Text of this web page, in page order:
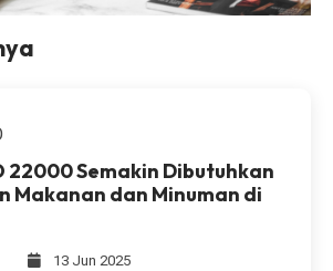
22000 Semakin Dibutuhkan
Makanan dan Minuman di
13 Jun 2025